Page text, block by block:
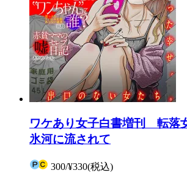
ワケあり女子白書増刊 転
氷河に流されて
300/¥330(税込)